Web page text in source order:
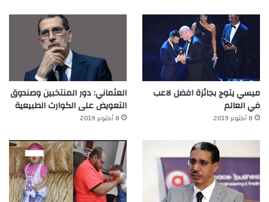
ميسي يتوج بجائزة افضل لاعب
في العالم‎
8 أكتوبر 2019
العثماني: دور المنتخبين وصندوق
التعويض على الكوارث الطبيعية
8 أكتوبر 2019